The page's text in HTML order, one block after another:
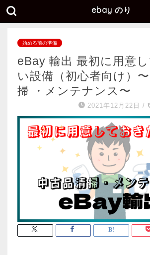
ebay のり
始める前の準備
eBay 輸出 最初に用意
い設備（初心者向け）
掃 ・メンテナンス〜
2021年12月22日 /